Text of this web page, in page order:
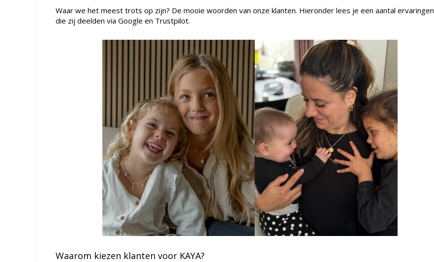
Waar we het meest trots op zijn? De mooie woorden van onze klanten. Hieronder lees je een aantal ervaringen
die zij deelden via Google en Trustpilot.
Waarom kiezen klanten voor KAYA?